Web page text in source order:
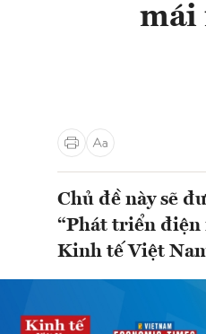
mái
Chủ đề này sẽ
“Phát triển điện
Kinh tế Việt